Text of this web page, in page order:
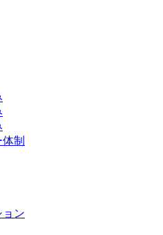
制
ョン